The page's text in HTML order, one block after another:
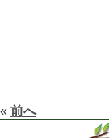
« 前へ